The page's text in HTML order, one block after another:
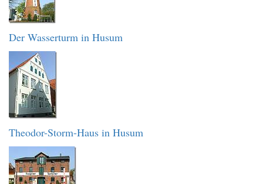
Der Wasserturm in Husum
Theodor-Storm-Haus in Husum